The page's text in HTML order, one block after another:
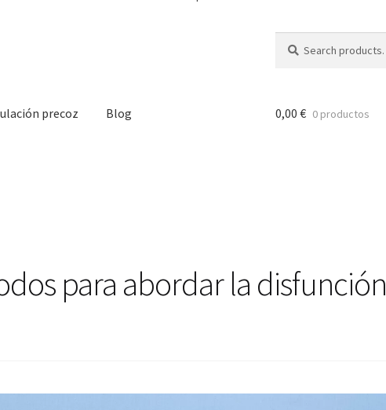
precoz Blog 0,00 € 0 productos
para abordar la disfunción